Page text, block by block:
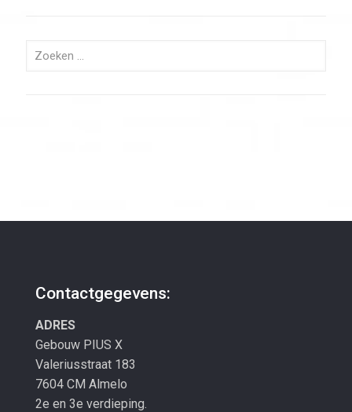
Contactgegevens:
ADRES
Gebouw PIUS X
Valeriusstraat 183
7604 CM Almelo
2e en 3e verdieping.